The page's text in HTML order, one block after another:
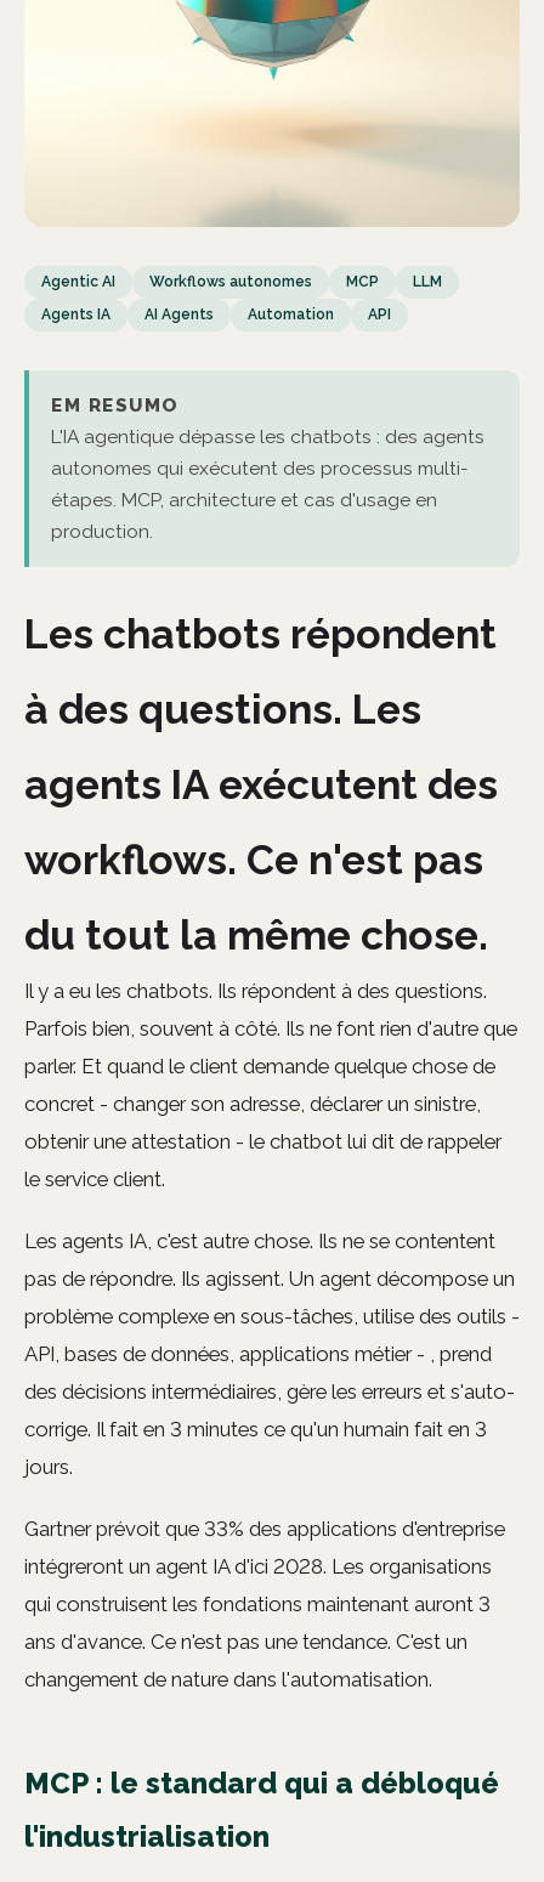
Agentic AI Workflows autonomes MCP
LLM
Agents IA
AI Agents Automation API
EM RESUMO
L'IA agentique dépasse les chatbots : des agents
autonomes qui exécutent des processus multi-
étapes. MCP, architecture et cas d'usage en
production.
Les chatbots répondent
à des questions. Les
agents IA exécutent des
workflows. Ce n'est pas
du tout la même chose.
Il y a eu les chatbots. Ils répondent à des questions.
Parfois bien, souvent à côté. Ils ne font rien d'autre que
parler. Et quand le client demande quelque chose de
concret - changer son adresse, déclarer un sinistre,
obtenir une attestation - le chatbot lui dit de rappeler
le service client.
Les agents IA, c'est autre chose. Ils ne se contentent
pas de répondre. Ils agissent. Un agent décompose un
problème complexe en sous-tâches, utilise des outils -
API, bases de données, applications métier - , prend
des décisions intermédiaires, gère les erreurs et s'auto-
corrige. Il fait en 3 minutes ce qu'un humain fait en 3
jours.
Gartner prévoit que 33% des applications d'entreprise
intégreront un agent IA d'ici 2028. Les organisations
qui construisent les fondations maintenant auront 3
ans d'avance. Ce n'est pas une tendance. C'est un
changement de nature dans l'automatisation.
MCP : le standard qui a débloqué
l'industrialisation